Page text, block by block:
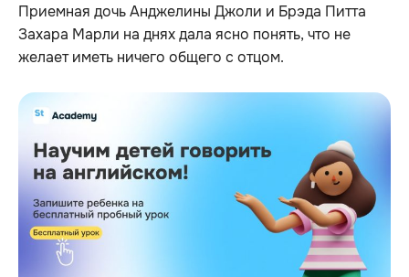
Приемная дочь Анджелины Джоли и Брэда Питта
Захара Марли на днях дала ясно понять, что не
желает иметь ничего общего с отцом.